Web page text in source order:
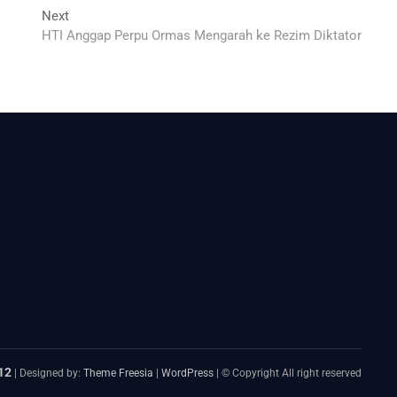
NextNext
post:
HTI Anggap Perpu Ormas Mengarah ke Rezim Diktator
| Designed by: Theme Freesia | WordPress| © Copyright All right reserved